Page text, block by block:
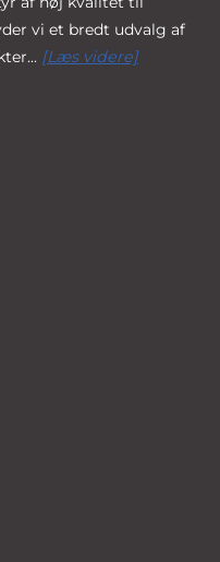
vi et bredt udvalg af
[Læs videre]